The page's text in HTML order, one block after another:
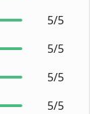
5/5
5/5
5/5
5/5